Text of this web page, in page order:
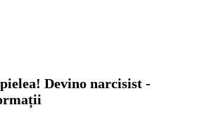
Devino narcisist -